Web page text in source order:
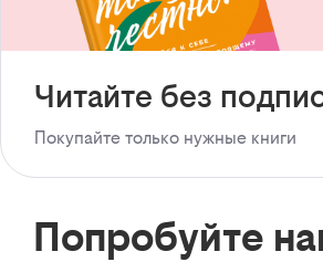
Читайте без
Покупайте только нужные книги
Попробуйте